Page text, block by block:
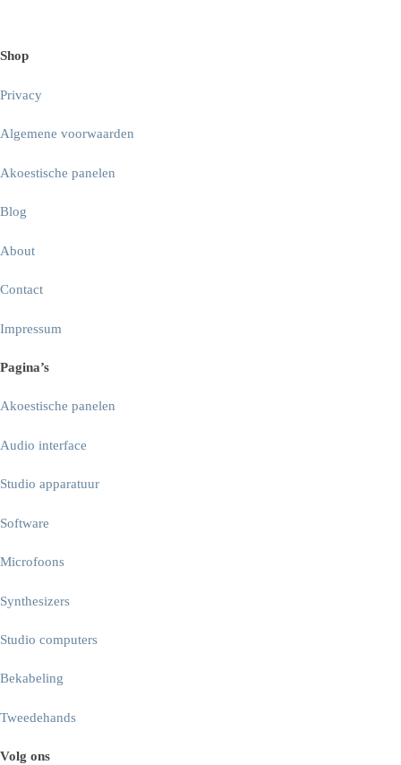
Shop
Privacy
Algemene voorwaarden
Akoestische panelen
Blog
About
Contact
Impressum
Pagina’s
Akoestische panelen
Audio interface
Studio apparatuur
Software
Microfoons
Synthesizers
Studio computers
Bekabeling
Tweedehands
Volg ons